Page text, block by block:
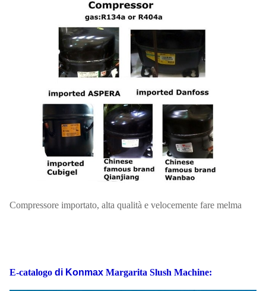
Compressore importato, alta qualità e velocemente fare melma
E-catalogo di Konmax Margarita Slush Machine: